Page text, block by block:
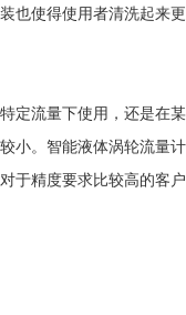
也使得使用者清洗起来
定流量下使用，还是在
小。智能液体涡轮流量
于精度要求比较高的客